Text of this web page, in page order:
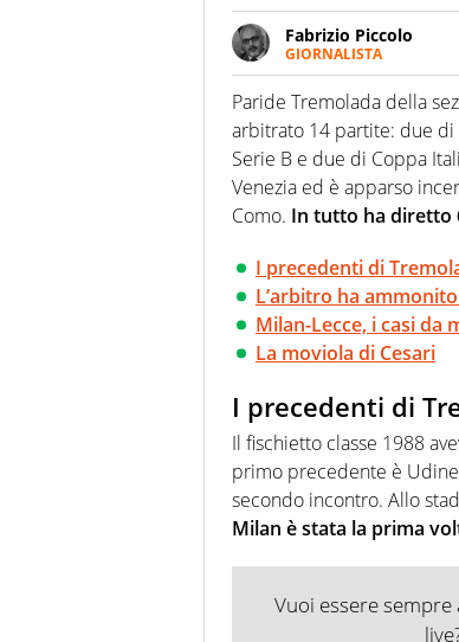
Fabrizio Piccolo
GIORNALISTA
Nella sua carriera
agenzie e testate.
prevalentemente di
Paride Tremolada della
arbitrato 14 partite: due di
Serie B e due di Coppa
Venezia ed è apparso
Como. In tutto ha diretto
I precedenti di
L’arbitro ha
Milan-Lecce, i casi da
La moviola di Cesari
I precedenti di
Il fischietto classe 1988
primo precedente è
secondo incontro. Allo
Milan è stata la prima
Vuoi essere